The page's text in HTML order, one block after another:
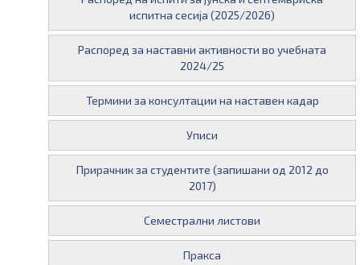
испитна сесија (2025/2026)
Распоред за наставни активности во учебната
2024/25
Термини за консултации на наставен кадар
Уписи
Прирачник за студентите (запишани од 2012 до
2017)
Семестрални листови
Пракса